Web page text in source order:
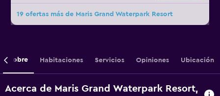
19 ofertas más de Maris Grand Waterpark Resort
Sobre Habitaciones Servicios Opiniones Ubicación
Acerca de Maris Grand Waterpark Resort,